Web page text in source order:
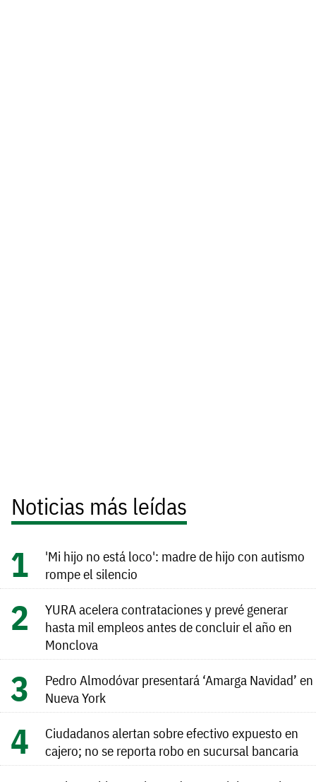
Noticias más leídas
'Mi hijo no está loco': madre de hijo con autismo
rompe el silencio
YURA acelera contrataciones y prevé generar
hasta mil empleos antes de concluir el año en
Monclova
Pedro Almodóvar presentará ‘Amarga Navidad’ en
Nueva York
Ciudadanos alertan sobre efectivo expuesto en
cajero; no se reporta robo en sucursal bancaria